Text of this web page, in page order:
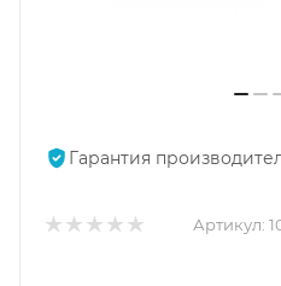
Гарантия
Артикул: